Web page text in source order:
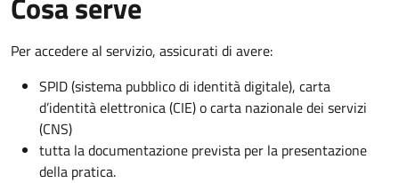
Per accedere al servizio, assicurati di avere:
SPID (sistema pubblico di identità digitale), carta
d’identità elettronica (CIE) o carta nazionale dei servizi
(CNS)
tutta la documentazione prevista per la presentazione
della pratica.